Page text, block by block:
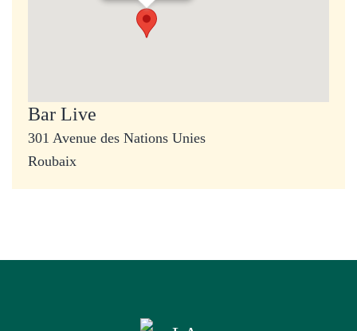
Bar Live
301 Avenue des Nations Unies
Roubaix